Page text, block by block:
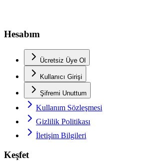
Hesabım
Ücretsiz Üye Ol
Kullanıcı Girişi
Şifremi Unuttum
Kullanım Sözleşmesi
Gizlilik Politikası
İletişim Bilgileri
Keşfet